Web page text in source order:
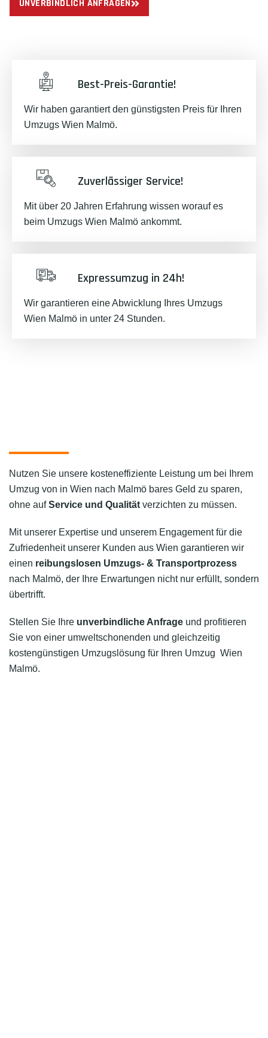
UNVERBINDLICH ANFRAGEN
Best-Preis-Garantie!
Wir haben garantiert den günstigsten Preis für Ihren
Umzugs Wien Malmö.
Zuverlässiger Service!
Mit über 20 Jahren Erfahrung wissen worauf es
beim Umzugs Wien Malmö ankommt.
Expressumzug in 24h!
Wir garantieren eine Abwicklung Ihres Umzugs
Wien Malmö in unter 24 Stunden.
Nutzen Sie unsere kosteneffiziente Leistung um bei Ihrem
Umzug von in Wien nach Malmö bares Geld zu sparen,
ohne aufService und Qualität verzichten zu müssen.
Mit unserer Expertise und unserem Engagement für die
Zufriedenheit unserer Kunden aus Wien garantieren wir
einen reibungslosen Umzugs- & Transportprozess
nach Malmö, der Ihre Erwartungen nicht nur erfüllt, sondern
übertrifft.
Stellen Sie Ihre unverbindliche Anfrage und profitieren
Sie von einer umweltschonenden und gleichzeitig
kostengünstigen Umzugslösung für Ihren Umzug Wien
Malmö.